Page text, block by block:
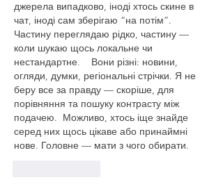
джерела випадково, іноді хтось скине в
чат, іноді сам зберігаю “на потім”.
Частину переглядаю рідко, частину —
коли шукаю щось локальне чи
нестандартне.    Вони різні: новини,
огляди, думки, регіональні стрічки. Я не
беру все за правду — скоріше, для
порівняння та пошуку контрасту між
подачею.  Можливо, хтось іще знайде
серед них щось цікаве або принаймні
нове. Головне — мати з чого обирати.